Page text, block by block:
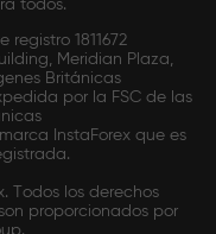
todos.
1811672
Meridian Plaza,
Británicas
por la FSC de las
InstaForex que es
Todos los derechos
proporcionados por